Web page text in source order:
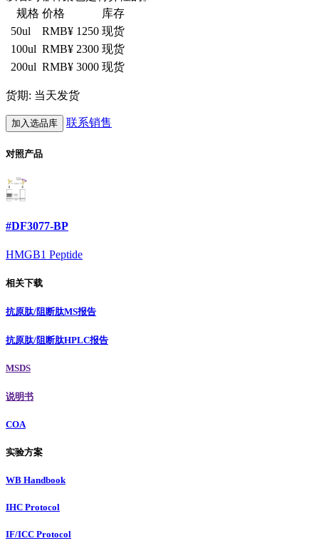
规格 价格
库存
50ul
RMB¥ 1250 现货
100ul RMB¥ 2300 现货
200ul RMB¥ 3000 现货
货期: 当天发货
加入选品库 联系销售
对照产品
#DF3077-BP
HMGB1 Peptide
相关下载
抗原肽/阻断肽MS报告
抗原肽/阻断肽HPLC报告
MSDS
说明书
COA
实验方案
WB Handbook
IHC Protocol
IF/ICC Protocol